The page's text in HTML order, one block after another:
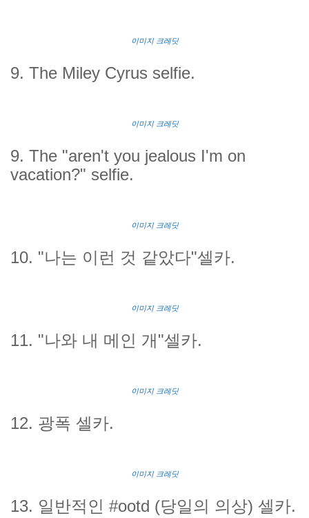
이미지 크레딧
9. The Miley Cyrus selfie.
이미지 크레딧
9. The "aren't you jealous I'm on
vacation?" selfie.
이미지 크레딧
10. "나는 이런 것 같았다"셀카.
이미지 크레딧
11. "나와 내 메인 개"셀카.
이미지 크레딧
12. 광폭 셀카.
이미지 크레딧
13. 일반적인 #ootd (당일의 의상) 셀카.